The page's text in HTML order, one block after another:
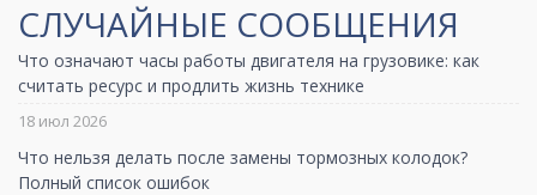
СЛУЧАЙНЫЕ СООБЩЕНИЯ
Что означают часы работы двигателя на грузовике: как
считать ресурс и продлить жизнь технике
18 июл 2026
Что нельзя делать после замены тормозных колодок?
Полный список ошибок